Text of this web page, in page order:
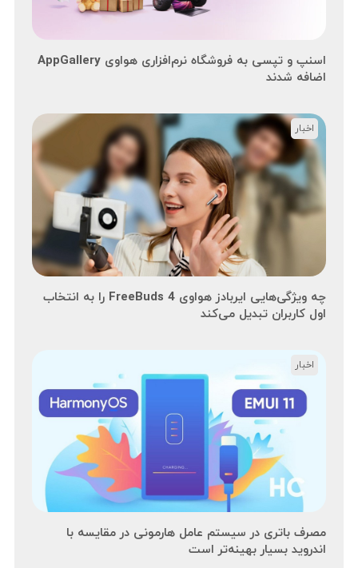
اسنپ و تپسی به فروشگاه نرم‌افزاری هواوی AppGallery
اضافه شدند
چه ویژگی‌هایی ایربادز هواوی FreeBuds 4 را به انتخاب
اول کاربران تبدیل می‌کند
اخبار
مصرف باتری در سیستم عامل هارمونی در مقایسه با
اندروید بسیار بهینه‌تر است
اخبار